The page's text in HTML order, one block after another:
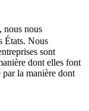
nous nous
États. Nous
sont
dont elles font
par la manière dont